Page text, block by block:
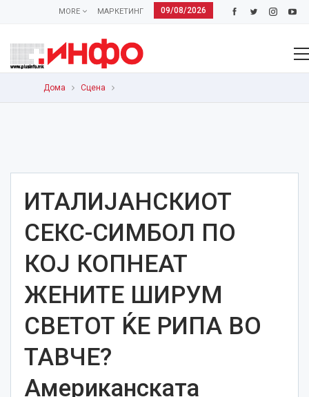
09/08/2026
МАРКЕТИНГ
MORE
Дома Сцена
ИТАЛИЈАНСКИОТ
СЕКС-СИМБОЛ ПО
КОЈ КОПНЕАТ
ЖЕНИТЕ ШИРУМ
СВЕТОТ ЌЕ РИПА ВО
ТАВЧЕ?
Американската